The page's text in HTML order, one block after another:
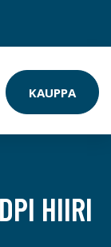
KAUPPA
HIIRI